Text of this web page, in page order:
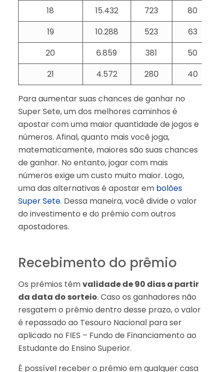
18
15.432 723
80
19
10.288 523
63
20
6.859 381
50
21
4.572 280 40
Para aumentar suas chances de ganhar no
Super Sete, um dos melhores caminhos é
apostar com uma maior quantidade de jogos e
números. Afinal, quanto mais você joga,
matematicamente, maiores são suas chances
de ganhar. No entanto, jogar com mais
números exige um custo muito maior. Logo,
uma das alternativas é apostar em bolões
Super Sete. Dessa maneira, você divide o valor
do investimento e do prêmio com outros
apostadores.
Recebimento do prêmio
Os prêmios têmvalidade de 90 dias a partir
da data do sorteio. Caso os ganhadores não
resgatem o prêmio dentro desse prazo, o valor
é repassado ao Tesouro Nacional para ser
aplicado no FIES – Fundo de Financiamento ao
Estudante do Ensino Superior.
É possível receber o prêmio em qualquer casa